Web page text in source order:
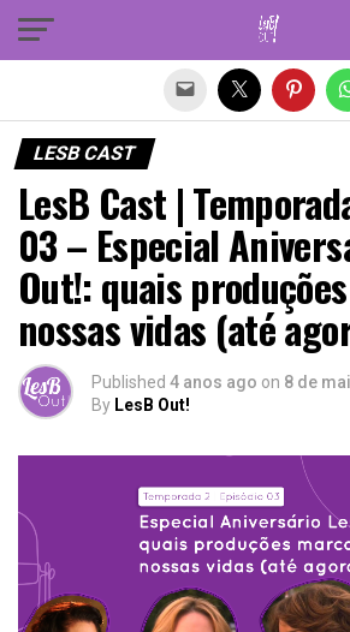
LESB CAST
LesB Cast |
03 – Especial
Out!: quais
nossas vidas (até
Published 4 anos ago on 8 de
By LesB Out!
Sair da versão